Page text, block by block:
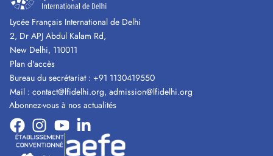
Lycée Français International de Delhi
2, Dr APJ Abdul Kalam Rd,
New Delhi, 110011
Plan d'accès
Bureau du secrétariat : +91 1130419550
Mail : contact@lfidelhi.org, admission@lfidelhi.org
Abonnez-vous à nos actualités